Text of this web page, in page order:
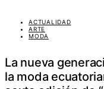
ACTUALIDAD
ARTE
MODA
La nueva
la moda